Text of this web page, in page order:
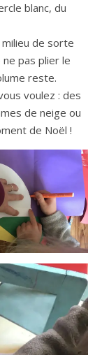
blanc, du
milieu de sorte
pas plier le
reste.
voulez : des
de neige ou
de Noël !